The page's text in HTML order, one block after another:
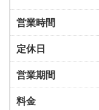
営業時間
定休日
営業期間
料金